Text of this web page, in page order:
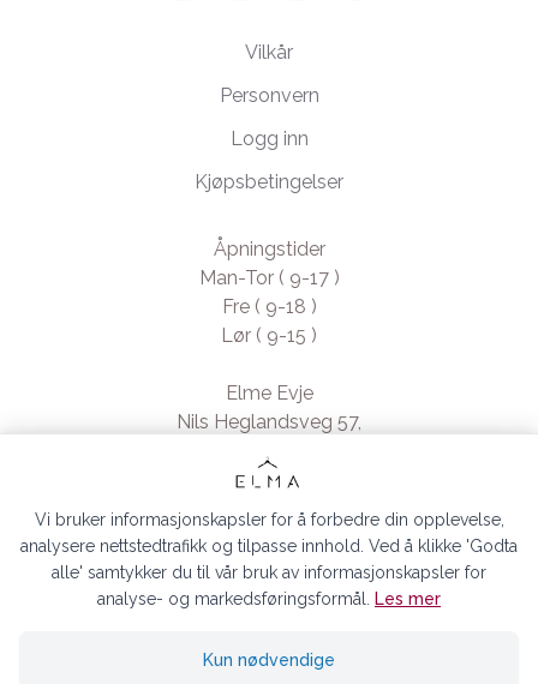
Vilkår
Personvern
Logg inn
Kjøpsbetingelser
Åpningstider
Man-Tor ( 9-17 )
Fre ( 9-18 )
Lør ( 9-15 )
Elme Evje
Nils Heglandsveg 57,
4735 Evje, Norway
- Org. nr. 923370994
Vi bruker informasjonskapsler for å forbedre din opplevelse,
analysere nettstedtrafikk og tilpasse innhold. Ved å klikke 'Godta
alle' samtykker du til vår bruk av informasjonskapsler for
analyse- og markedsføringsformål.
Les mer
Kun nødvendige